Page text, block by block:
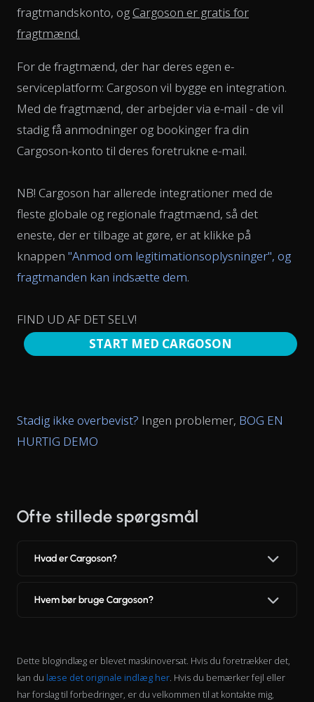
fragtmandskonto, og Cargoson er gratis for
fragtmænd.
For de fragtmænd, der har deres egen e-
serviceplatform: Cargoson vil bygge en integration.
Med de fragtmænd, der arbejder via e-mail - de vil
stadig få anmodninger og bookinger fra din
Cargoson-konto til deres foretrukne e-mail.
NB! Cargoson har allerede integrationer med de
fleste globale og regionale fragtmænd, så det
eneste, der er tilbage at gøre, er at klikke på
knappen "Anmod om legitimationsoplysninger", og
fragtmanden kan indsætte dem.
FIND UD AF DET SELV!
START MED CARGOSON
Stadig ikke overbevist? Ingen problemer, BOG EN
HURTIG DEMO
Ofte stillede spørgsmål
Hvad er Cargoson?
Hvem bør bruge Cargoson?
Dette blogindlæg er blevet maskinoversat. Hvis du foretrækker det,
kan du læse det originale indlæg her. Hvis du bemærker fejl eller
har forslag til forbedringer, er du velkommen til at kontakte mig,